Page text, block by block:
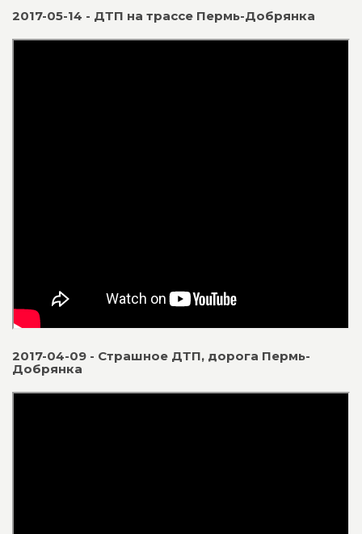
2017-05-14 - ДТП на трассе Пермь-Добрянка
2017-04-09 - Страшное ДТП, дорога Пермь-
Добрянка